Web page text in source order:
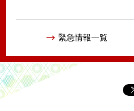
緊急情報一覧